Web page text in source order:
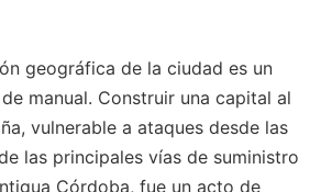
geográfica de la ciudad es un
manual. Construir una capital al
vulnerable a ataques desde las
las principales vías de suministro
Córdoba, fue un acto de